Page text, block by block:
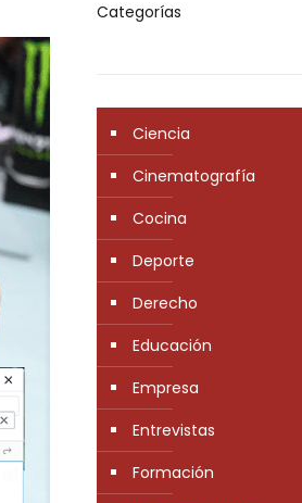
Categorías
Ciencia
Cinematografía
Cocina
Deporte
Derecho
Educación
Empresa
Entrevistas
Formación